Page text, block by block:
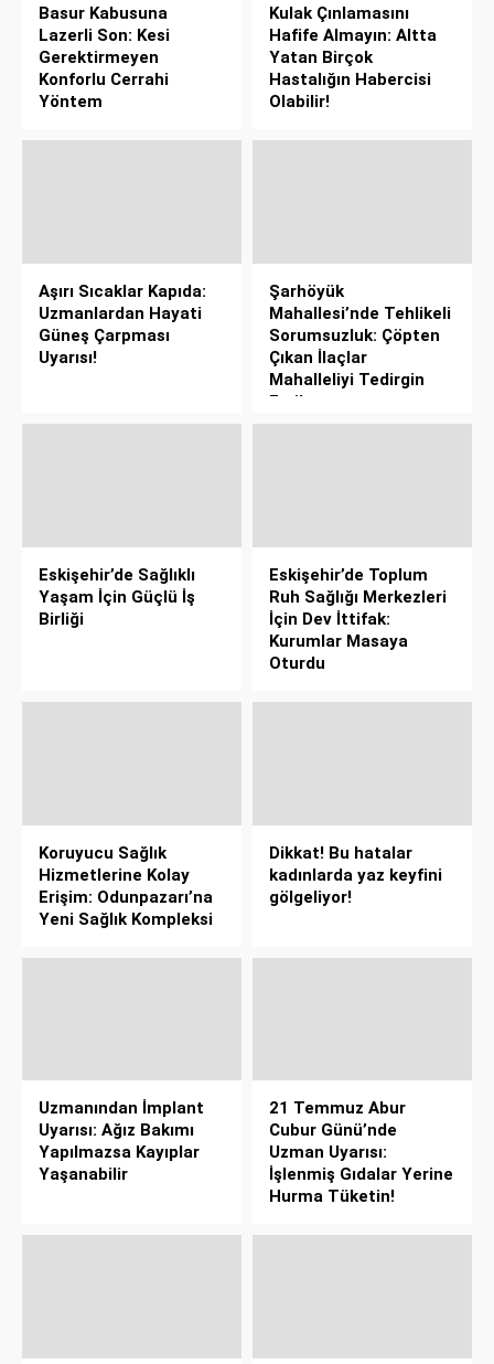
Basur Kabusuna
Lazerli Son: Kesi
Gerektirmeyen
Konforlu Cerrahi
Yöntem
Kulak Çınlamasını
Hafife Almayın: Altta
Yatan Birçok
Hastalığın Habercisi
Olabilir!
Aşırı Sıcaklar Kapıda:
Uzmanlardan Hayati
Güneş Çarpması
Uyarısı!
Şarhöyük
Mahallesi’nde Tehlikeli
Sorumsuzluk: Çöpten
Çıkan İlaçlar
Mahalleliyi Tedirgin
Etti!
Eskişehir’de Sağlıklı
Yaşam İçin Güçlü İş
Birliği
Eskişehir’de Toplum
Ruh Sağlığı Merkezleri
İçin Dev İttifak:
Kurumlar Masaya
Oturdu
Koruyucu Sağlık
Hizmetlerine Kolay
Erişim: Odunpazarı’na
Yeni Sağlık Kompleksi
Dikkat! Bu hatalar
kadınlarda yaz keyfini
gölgeliyor!
Uzmanından İmplant
Uyarısı: Ağız Bakımı
Yapılmazsa Kayıplar
Yaşanabilir
21 Temmuz Abur
Cubur Günü’nde
Uzman Uyarısı:
İşlenmiş Gıdalar Yerine
Hurma Tüketin!